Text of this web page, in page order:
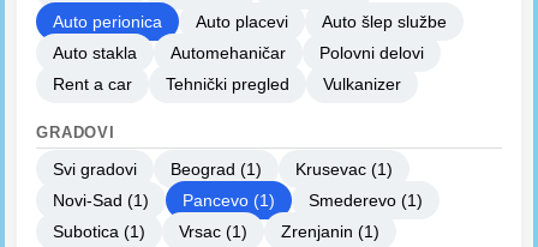
Auto perionica
Auto placevi
Auto šlep službe
Auto stakla
Automehaničar
Polovni delovi
Rent a car
Tehnički pregled Vulkanizer
GRADOVI
Svi gradovi Beograd (1)
Krusevac (1)
Novi-Sad (1)
Pancevo (1)
Smederevo (1)
Subotica (1)
Vrsac (1) Zrenjanin (1)